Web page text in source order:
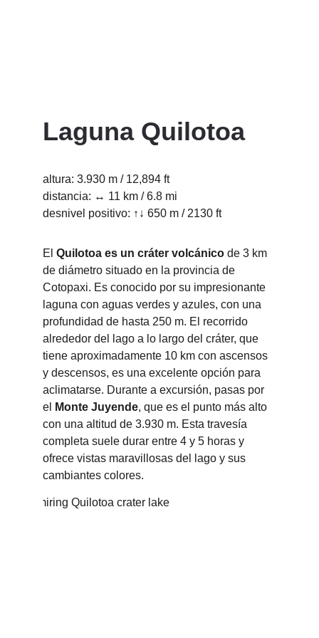
Laguna Quilotoa
altura: 3.930 m / 12,894 ft
distancia: ↔ 11 km / 6.8 mi
desnivel positivo: ↑↓ 650 m / 2130 ft
El Quilotoa es un cráter volcánico de 3 km
de diámetro situado en la provincia de
Cotopaxi. Es conocido por su impresionante
laguna con aguas verdes y azules, con una
profundidad de hasta 250 m. El recorrido
alrededor del lago a lo largo del cráter, que
tiene aproximadamente 10 km con ascensos
y descensos, es una excelente opción para
aclimatarse. Durante a excursión, pasas por
el
Monte Juyende, que es el punto más alto
con una altitud de 3.930 m. Esta travesía
completa suele durar entre 4 y 5 horas y
ofrece vistas maravillosas del lago y sus
cambiantes colores.